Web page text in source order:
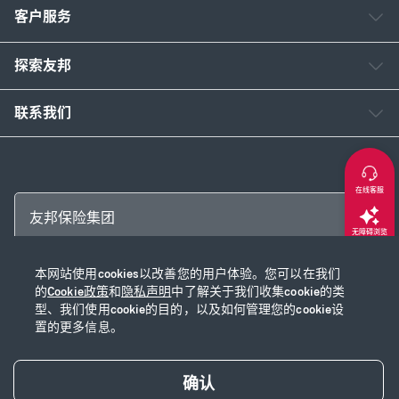
本网站使用cookies以改善您的用户体验。您可以在我们
的Cookie政策和隐私声明中了解关于我们收集cookie的类
型、我们使用cookie的目的，以及如何管理您的cookie设
置的更多信息。
确认
客户服务
探索友邦
联系我们
友邦保险集团
Copyright © 2026 友邦保险控股有限公司及其附属公司
网站使用说明|隐私声明|Cookie政策 |沪ICP备2020028590号-1|沪公网安
备31010102003115号
在线客服
无障碍浏览